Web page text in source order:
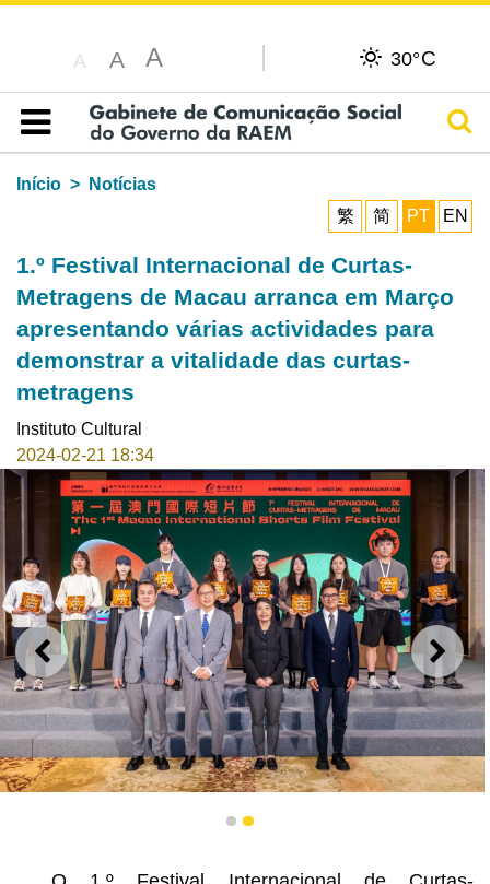
A A A 30°C
Índice
Início
Notícias
繁
简 PT EN
1.º Festival Internacional de Curtas-
Metragens de Macau arranca em Março
apresentando várias actividades para
demonstrar a vitalidade das curtas-
metragens
Instituto Cultural
2024-02-21 18:34
ANTERIOR
A conferência de imprensa do 1.º Festival Internacional
1 2